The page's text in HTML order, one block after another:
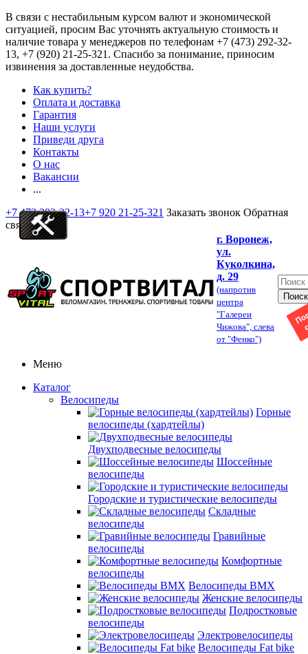
В связи с нестабильным курсом валют и экономической
ситуацией, просим Вас уточнять актуальную стоимость и
наличие товара у менеджеров по телефонам +7 (473) 292-32-
13, +7 (920) 21-25-321 . Спасибо за понимание, приносим
извинения за доставленные неудобства.
Как купить?
Оплата и доставка
Гарантия
Наши услуги
Приведи друга
Контакты
О нас
Вакансии
...
+7 473 292-32-13+7 920 21-25-321 Заказать звонок Обратная
связь
г. Воронеж,
ул.
Куколкина,
д. 29
(напротив
центра
"Галереи
Чижова", слева
от "Фенко")
Меню
Каталог
Велосипеды
Горные
велосипеды (хардтейлы)
Двухподвесные велосипеды
Шоссейные
велосипеды
Городские и туристические велосипеды
Складные
велосипеды
Гравийные
велосипеды
Комфортные
велосипеды
Велосипеды BMX
Женские велосипеды
Подростковые
велосипеды
Электровелосипеды
Велосипеды Fat bike